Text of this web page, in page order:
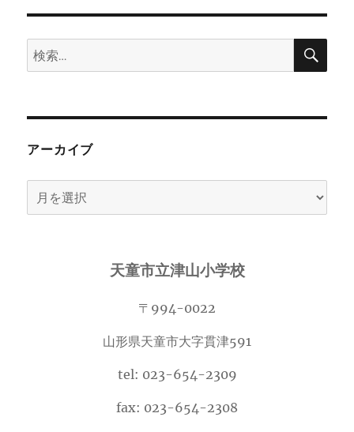
検
索:
検
アーカイブ
ー
天童市立津山小学校
〒994-0022
山形県天童市大字貫津591
tel: 023-654-2309
fax: 023-654-2308